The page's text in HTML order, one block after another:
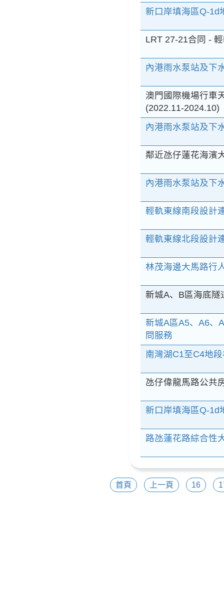
新口岸填海區Q-1d
LRT 27-21合同 -
內港雨水泵站及下
澳門國際機場行車
(2022.11-2024.10)
內港雨水泵站及下
鄰近氹仔蓮花海濱
內港雨水泵站及下
輕軌東線南段設計
輕軌東線北段設計
林茂海邊大馬路行
新城A、B區海底隧
新城A區A5、A6、
問服務
南灣湖C1至C4地
氹仔偉龍馬路公共
新口岸填海區Q-1d
路氹蓮花路綜合性
首頁 上一頁 16